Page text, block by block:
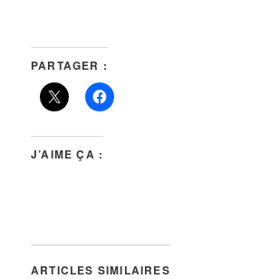
PARTAGER :
J’AIME ÇA :
ARTICLES SIMILAIRES